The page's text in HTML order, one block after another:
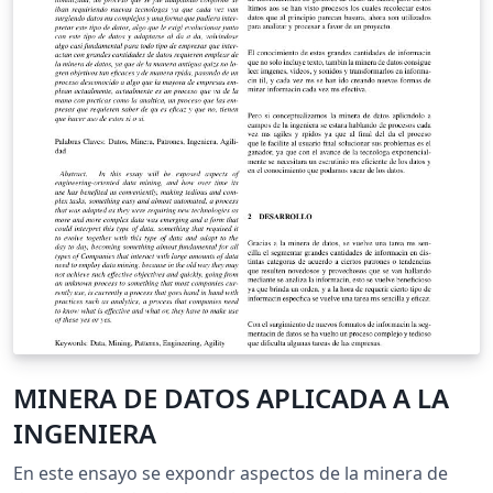
MINERA DE DATOS APLICADA A LA
INGENIERA
En este ensayo se expondr aspectos de la minera de